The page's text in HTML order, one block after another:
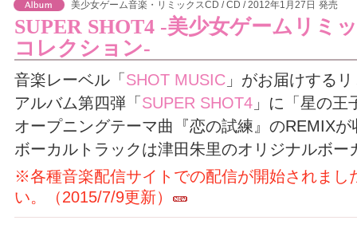
美少女ゲーム音楽・リミックスCD / CD / 2012年1月27日 発売
SUPER SHOT4 -美少女ゲームリミ
コレクション-
音楽レーベル「 SHOT MUSIC 」がお届けする
アルバム第四弾「 SUPER SHOT4 」に「星の王
オープニングテーマ曲『恋の試練』のREMIX
ボーカルトラックは津田朱里のオリジナルボー
※各種音楽配信サイトでの配信が開始されまし
い。（2015/7/9更新）